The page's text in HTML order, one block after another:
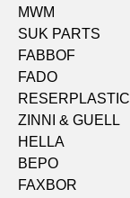
MWM
SUK PARTS
FABBOF
FADO
RESERPLASTIC
ZINNI & GUELL
HELLA
BEPO
FAXBOR